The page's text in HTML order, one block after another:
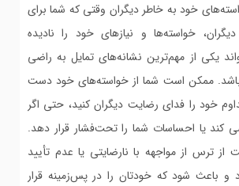
خود به خاطر دیگران وقتی که شما برای
خواسته‌ها و نیازهای خود را نادیده
یکی از مهم‌ترین نشانه‌های تمایل به راضی
باشد. ممکن است شما از خواسته‌های خود دست
خود را فدای رضایت دیگران کنید، حتی اگر
کند یا احساسات شما را تحت‌فشار قرار دهد.
از ترس از مواجهه با نارضایتی یا عدم تأیید
و باعث شود که خودتان را در پس‌زمینه قرار